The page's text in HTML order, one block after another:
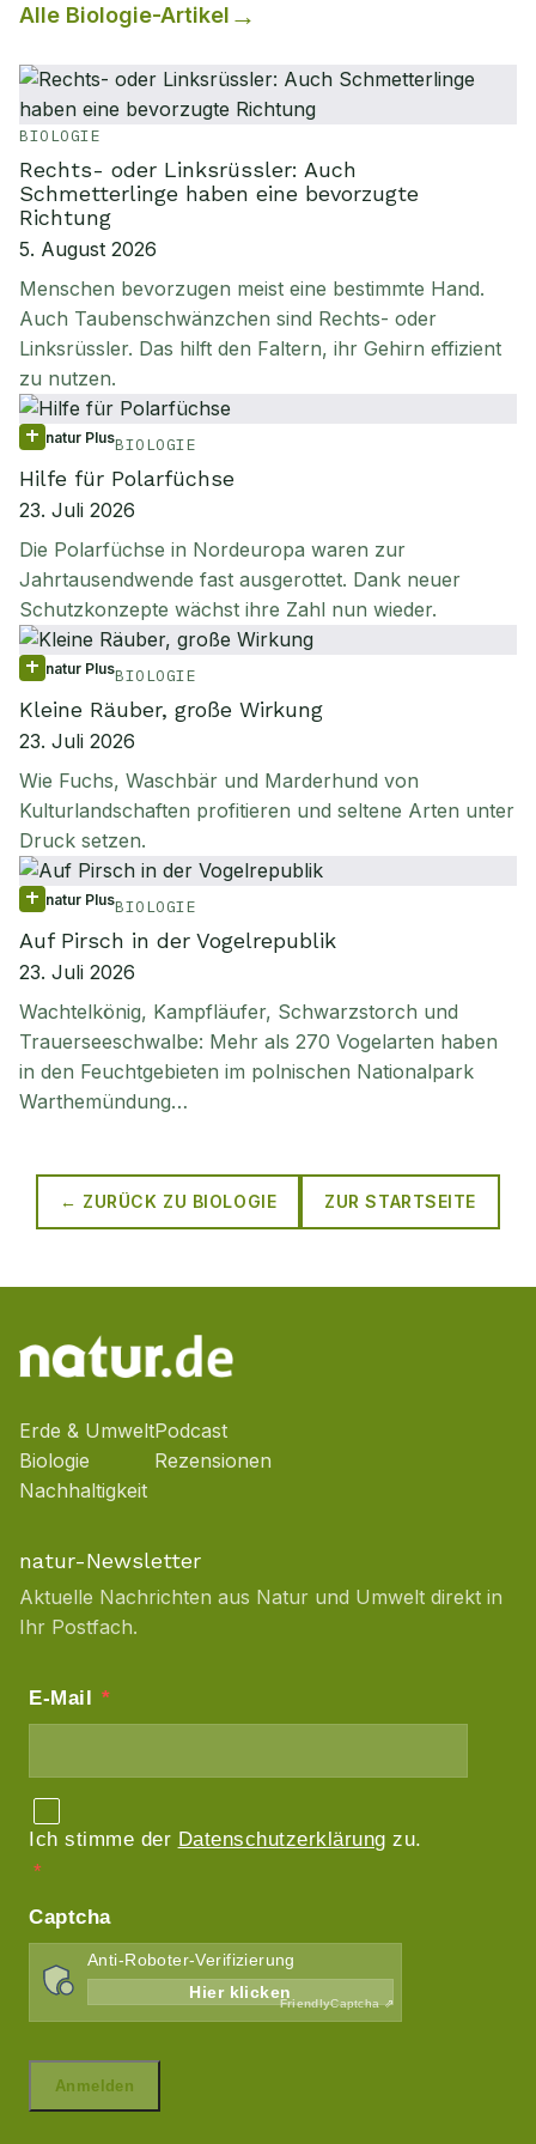
Alle Biologie-Artikel
BIOLOGIE
Rechts- oder Linksrüssler: Auch
Schmetterlinge haben eine bevorzugte
Richtung
5. August 2026
Menschen bevorzugen meist eine bestimmte Hand.
Auch Taubenschwänzchen sind Rechts- oder
Linksrüssler. Das hilft den Faltern, ihr Gehirn effizient
zu nutzen.
natur PlusBIOLOGIE
Hilfe für Polarfüchse
23. Juli 2026
Die Polarfüchse in Nordeuropa waren zur
Jahrtausendwende fast ausgerottet. Dank neuer
Schutzkonzepte wächst ihre Zahl nun wieder.
natur PlusBIOLOGIE
Kleine Räuber, große Wirkung
23. Juli 2026
Wie Fuchs, Waschbär und Marderhund von
Kulturlandschaften profitieren und seltene Arten unter
Druck setzen.
natur PlusBIOLOGIE
Auf Pirsch in der Vogelrepublik
23. Juli 2026
Wachtelkönig, Kampfläufer, Schwarzstorch und
Trauerseeschwalbe: Mehr als 270 Vogelarten haben
in den Feuchtgebieten im polnischen Nationalpark
Warthemündung…
← ZURÜCK ZU BIOLOGIE ZUR STARTSEITE
Erde & Umwelt
Biologie
Nachhaltigkeit
Podcast
Rezensionen
natur-Newsletter
Aktuelle Nachrichten aus Natur und Umwelt direkt in
Ihr Postfach.